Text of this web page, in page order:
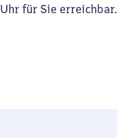
Uhr für Sie erreichbar.